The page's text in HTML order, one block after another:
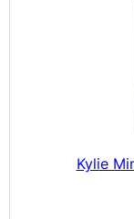
Kylie